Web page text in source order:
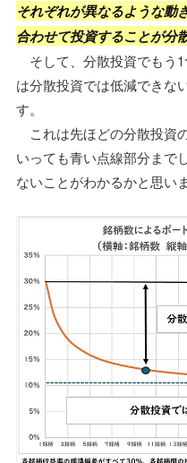
それぞれが異なるような動
合わせて投資することが分
そして、分散投資でもう
は分散投資では低減できな
す。
これは先ほどの分散投資
いっても青い点線部分まで
ないことがわかるかと思いま